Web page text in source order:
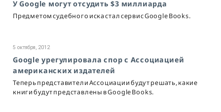
У Google могут отсудить $3 миллиарда
Предметом судебного иска стал сервис Google Books.
5 октября, 2012
Google урегулировала спор с Ассоциацией
американских издателей
Теперь представители Ассоциации будут решать, какие
книги будут представлены в Google Books.